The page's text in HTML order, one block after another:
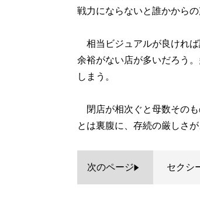
戦力にならないと誰かから
相当ビジュアルが良ければ
余裕がない店が多いだろう
しまう。
閉店が相次ぐと母数そのも
とは裏腹に、存続の厳しさ
次のページ セクシ